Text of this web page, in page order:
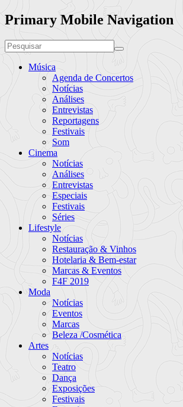
Primary Mobile Navigation
Música
Agenda de Concertos
Notícias
Análises
Entrevistas
Reportagens
Festivais
Som
Cinema
Notícias
Análises
Entrevistas
Especiais
Festivais
Séries
Lifestyle
Notícias
Restauração & Vinhos
Hotelaria & Bem-estar
Marcas & Eventos
F4F 2019
Moda
Notícias
Eventos
Marcas
Beleza /Cosmética
Artes
Notícias
Teatro
Dança
Exposições
Festivais